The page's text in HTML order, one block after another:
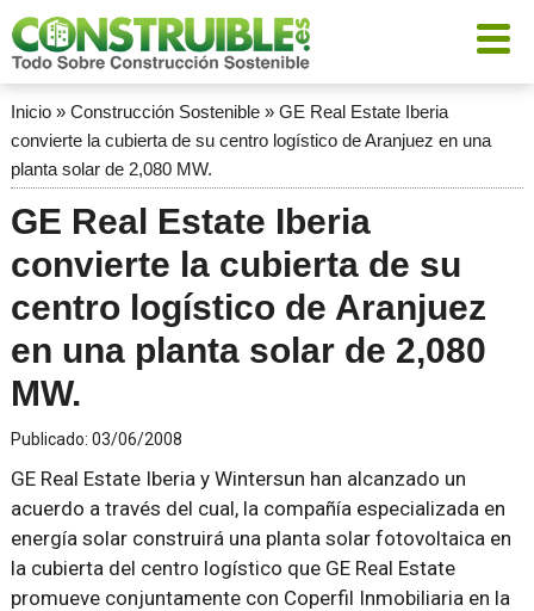
Inicio» Construcción Sostenible» GE Real Estate Iberia
convierte la cubierta de su centro logístico de Aranjuez en una
planta solar de 2,080 MW.
GE Real Estate Iberia
convierte la cubierta de su
centro logístico de Aranjuez
en una planta solar de 2,080
MW.
Publicado: 03/06/2008
GE Real Estate Iberia y Wintersun han alcanzado un
acuerdo a través del cual, la compañía especializada en
energía solar construirá una planta solar fotovoltaica en
la cubierta del centro logístico que GE Real Estate
promueve conjuntamente con Coperfil Inmobiliaria en la